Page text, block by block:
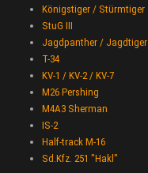
Königstiger / Stürmtiger
StuG III
Jagdpanther / Jagdtiger
T-34
KV-1 / KV-2 / KV-7
M26 Pershing
M4A3 Sherman
IS-2
Half-track M-16
Sd.Kfz. 251 "Hakl"